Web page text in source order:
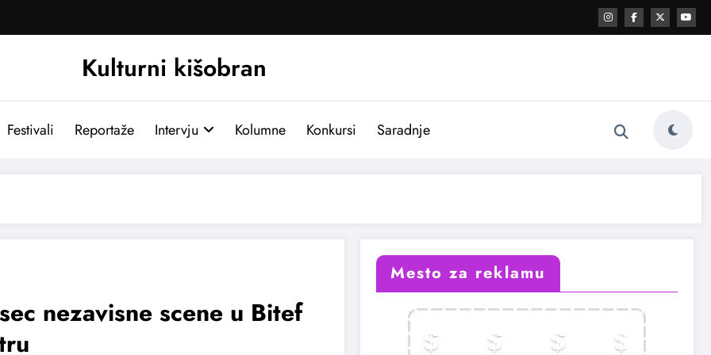
Kulturni kišobran
Festivali Reportaže Intervju Kolumne Konkursi Saradnje
nezavisne scene u Bitef
Mesto za reklamu